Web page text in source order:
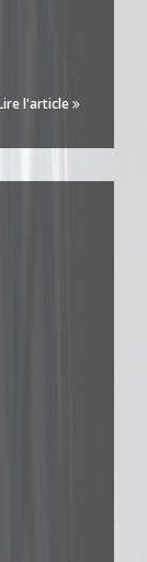
l'article